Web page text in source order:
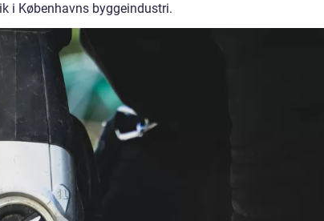
i Københavns byggeindustri.